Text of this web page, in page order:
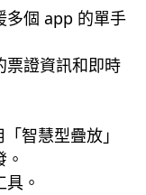
多個 app 的單手
票證資訊和即時
智慧型疊放」
。